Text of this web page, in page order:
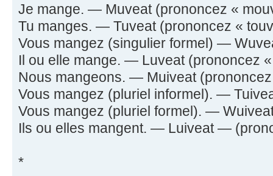
Je mange. — Muveat (prononcez «
Tu manges. — Tuveat (prononcez «
Vous mangez (singulier formel) —
Il ou elle mange. — Luveat (prononcez «
Nous mangeons. — Muiveat (prononcez
Vous mangez (pluriel informel). —
Vous mangez (pluriel formel). —
Ils ou elles mangent. — Luiveat —
*